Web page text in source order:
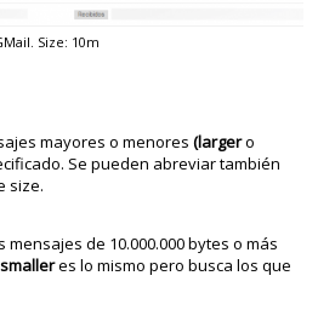
Size: 10m
mayores o menores(largero
Se pueden abreviar también
size.
de 10.000.000 bytes o más
smalleres lo mismo pero busca los que